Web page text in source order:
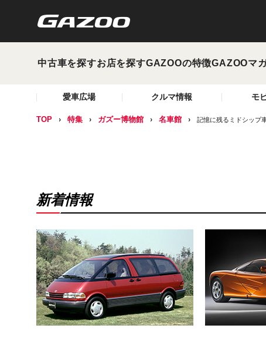
中古車を探すお店を探すGAZOOの特徴GAZOOマ
愛車広場 クルマ情報 モ
TOP 特集 ガズー博物館 名車館 記憶に残るミドシップ
新着情報